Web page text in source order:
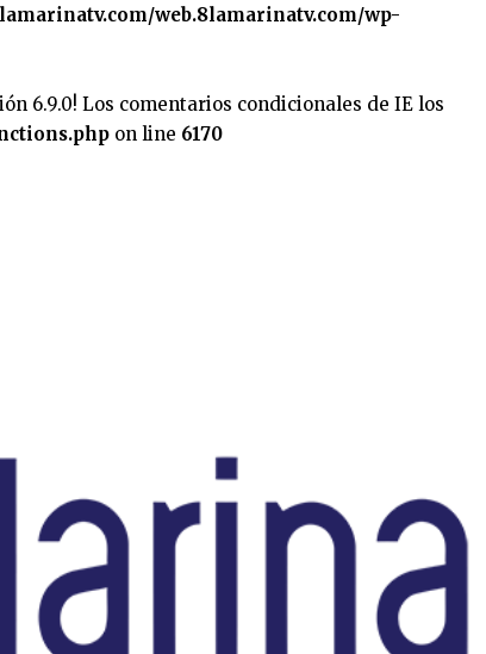
web.8lamarinatv.com/wp-
6.9.0! Los comentarios condicionales de IE los
on line 6170